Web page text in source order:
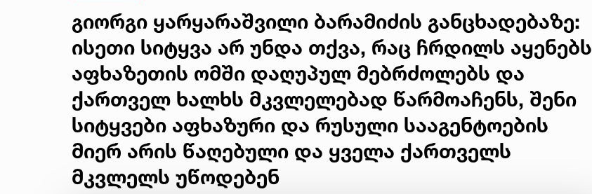
გიორგი ყარყარაშვილი ბარამიძის განცხადებაზე:
ისეთი სიტყვა არ უნდა თქვა, რაც ჩრდილს აყენებს
აფხაზეთის ომში დაღუპულ მებრძოლებს და
ქართველ ხალხს მკვლელებად წარმოაჩენს, შენი
სიტყვები აფხაზური და რუსული სააგენტოების
მიერ არის წაღებული და ყველა ქართველს
მკვლელს უწოდებენ